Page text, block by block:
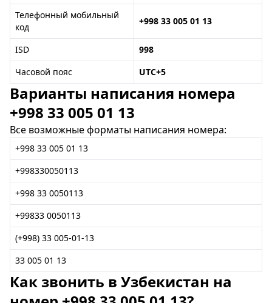
Телефонный мобильный
код
+998 33 005 01 13
ISD
998
Часовой пояс
UTC+5
Варианты написания номера
+998 33 005 01 13
Все возможные форматы написания номера:
+998 33 005 01 13
+998330050113
+998 33 0050113
+99833 0050113
(+998) 33 005-01-13
33 005 01 13
Как звонить в Узбекистан на